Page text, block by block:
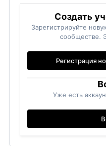
Создать
Зарегистрируйте
сообществе.
Регистрация
Уже есть